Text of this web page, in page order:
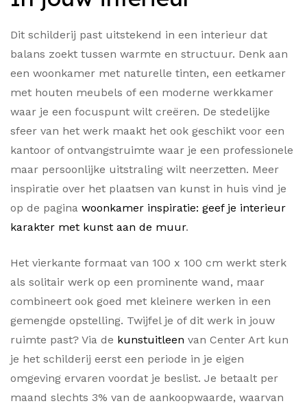
Dit schilderij past uitstekend in een interieur dat
balans zoekt tussen warmte en structuur. Denk aan
een woonkamer met naturelle tinten, een eetkamer
met houten meubels of een moderne werkkamer
waar je een focuspunt wilt creëren. De stedelijke
sfeer van het werk maakt het ook geschikt voor een
kantoor of ontvangstruimte waar je een professionele
maar persoonlijke uitstraling wilt neerzetten. Meer
inspiratie over het plaatsen van kunst in huis vind je
op de pagina woonkamer inspiratie: geef je interieur
karakter met kunst aan de muur.
Het vierkante formaat van 100 x 100 cm werkt sterk
als solitair werk op een prominente wand, maar
combineert ook goed met kleinere werken in een
gemengde opstelling. Twijfel je of dit werk in jouw
ruimte past? Via de kunstuitleen van Center Art kun
je het schilderij eerst een periode in je eigen
omgeving ervaren voordat je beslist. Je betaalt per
maand slechts 3% van de aankoopwaarde, waarvan